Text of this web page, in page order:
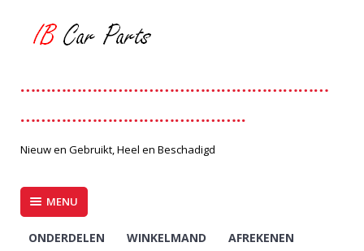
content
……………………………………………………
……………………………………..
Nieuw en Gebruikt, Heel en Beschadigd
MENU
ONDERDELEN WINKELMAND AFREKENEN